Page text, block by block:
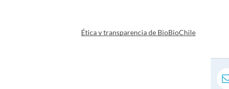
Ética y transparencia de BioBioChile